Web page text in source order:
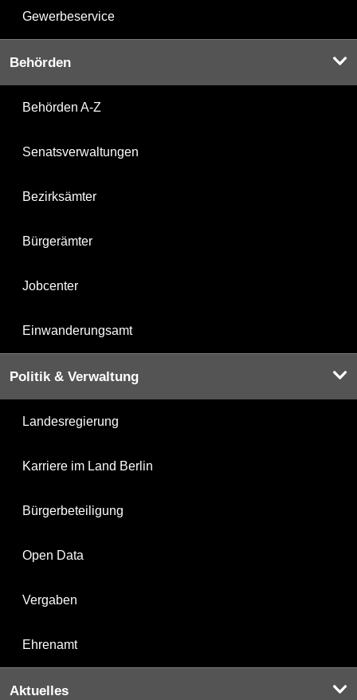
Gewerbeservice
Behörden
Behörden A-Z
Senatsverwaltungen
Bezirksämter
Bürgerämter
Jobcenter
Einwanderungsamt
Politik & Verwaltung
Landesregierung
Karriere im Land Berlin
Bürgerbeteiligung
Open Data
Vergaben
Ehrenamt
Aktuelles